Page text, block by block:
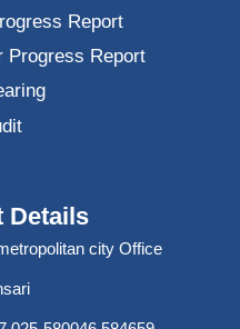
Report
Progress Report
Details
city Office